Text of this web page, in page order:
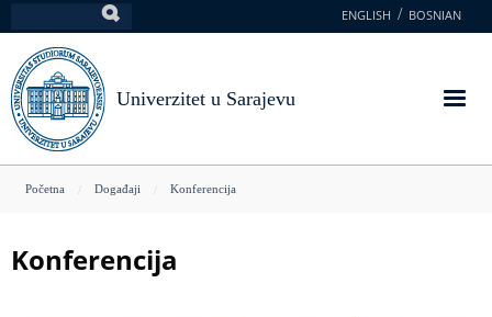
na
glavni
sadržaj
ENGLISH BOSNIAN
Univerzitet u Sarajevu
You
here
Početna Događaji Konferencija
Konferencija